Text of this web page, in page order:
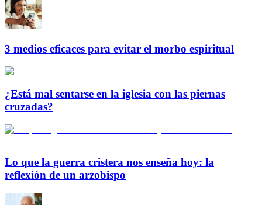
3 medios eficaces para evitar el morbo espiritual
¿Está mal sentarse en la iglesia con las piernas
cruzadas?
Lo que la guerra cristera nos enseña hoy: la
reflexión de un arzobispo